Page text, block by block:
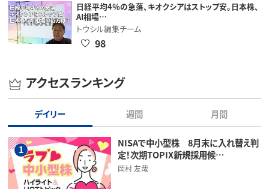
日経平均4％の急落、キオクシアはストップ安。日本株、
AI相場…
トウシル編集チーム
98
アクセスランキング
デイリー 週間 月間
1
NISAで中小型株 8月末に入れ替え判
定！次期TOPIX新規採用候…
岡村 友哉